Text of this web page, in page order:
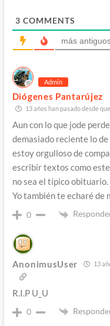
3 COMMENTS
más
Admin
Diógenes Pantarújez
13 años han pasado desde
Aun con lo que jode
demasiado reciente lo
estoy orgulloso de
escribir textos como
no sea el típico obituario.
Yo también te echaré de
0
AnonimusUser 13
R.I.P U_U
0